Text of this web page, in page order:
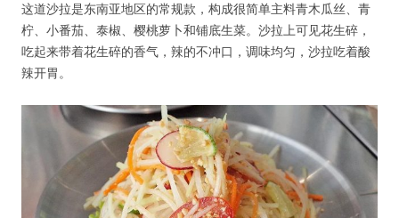
这道沙拉是东南亚地区的常规款，构成很简单主料青木瓜丝、青
柠、小番茄、泰椒、樱桃萝卜和铺底生菜。沙拉上可见花生碎，
吃起来带着花生碎的香气，辣的不冲口，调味均匀，沙拉吃着酸
辣开胃。